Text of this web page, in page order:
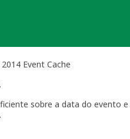
Event Cache
sobre a data do evento
ser arquivados pelos